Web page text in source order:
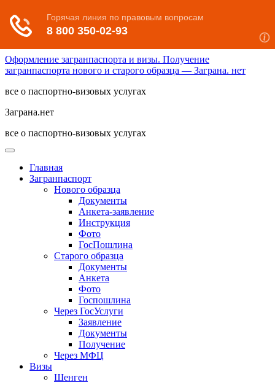
Оформление загранпаспорта и визы. Получение
загранпаспорта нового и старого образца — Заграна. нет
все о паспортно-визовых услугах
Заграна.нет
все о паспортно-визовых услугах
Главная
Загранпаспорт
Нового образца
Документы
Анкета-заявление
Инструкция
Фото
ГосПошлина
Старого образца
Документы
Анкета
Фото
Госпошлина
Через ГосУслуги
Заявление
Документы
Получение
Через МФЦ
Визы
Шенген